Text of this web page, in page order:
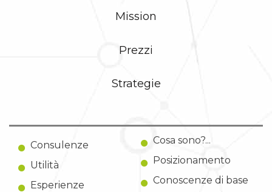
Mission
Prezzi
Strategie
Consulenze
Utilità
Esperienze
Cosa sono?...
Posizionamento
Conoscenze di base